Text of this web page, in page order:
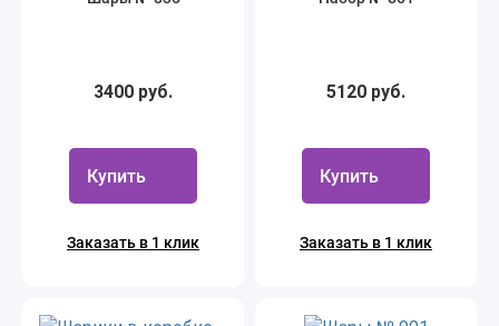
3400 руб.
Купить
Заказать в 1 клик
5120 руб.
Купить
Заказать в 1 клик